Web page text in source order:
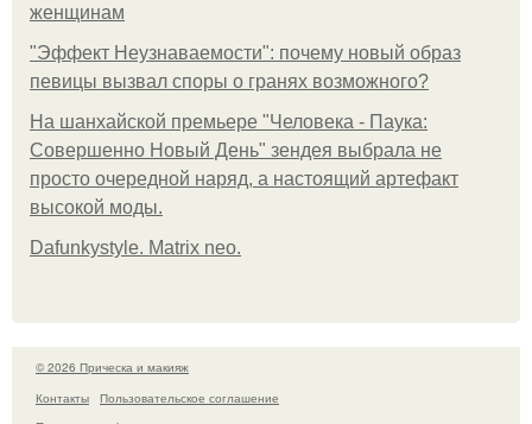
женщинам
"Эффект Неузнаваемости": почему новый образ
певицы вызвал споры о гранях возможного?
На шанхайской премьере "Человека - Паука:
Совершенно Новый День" зендея выбрала не
просто очередной наряд, а настоящий артефакт
высокой моды.
Dafunkystyle. Matrix neo.
© 2026 Прическа и макияж
Контакты
Пользовательское соглашение